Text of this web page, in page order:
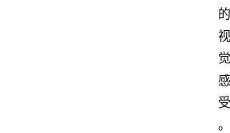
的
视
觉
感
受
。